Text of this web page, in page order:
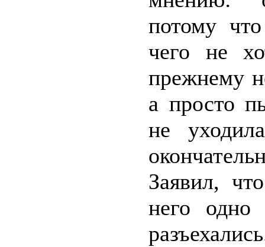
потому
чего не
прежнему
а просто
не
Заявил,
него